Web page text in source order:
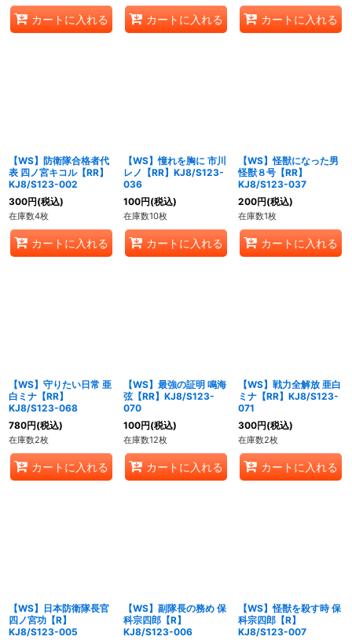
カートに入れる カートに入れる カートに入れる
【WS】防衛隊合格者代
表 四ノ宮キコル【RR】
KJ8/S123-002
300円(税込)
在庫数4枚
カートに入れる
【WS】憧れを胸に 市川
レノ【RR】KJ8/S123-
036
100円(税込)
在庫数10枚
カートに入れる
【WS】怪獣になった男
怪獣８号【RR】
KJ8/S123-037
200円(税込)
在庫数1枚
カートに入れる
【WS】守りたい日常 亜
白ミナ【RR】
KJ8/S123-068
780円(税込)
在庫数2枚
カートに入れる
【WS】最強の証明 鳴海
弦【RR】KJ8/S123-
070
100円(税込)
在庫数12枚
カートに入れる
【WS】戦力全解放 亜白
ミナ【RR】KJ8/S123-
071
300円(税込)
在庫数2枚
カートに入れる
【WS】日本防衛隊長官
四ノ宮功【R】
KJ8/S123-005
【WS】副隊長の務め 保
科宗四郎【R】
KJ8/S123-006
【WS】怪獣を殺す時 保
科宗四郎【R】
KJ8/S123-007